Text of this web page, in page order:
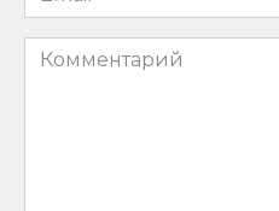
*
Комментарий